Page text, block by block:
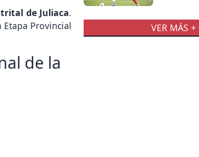
de Juliaca.
Provincial
de la
VER MÁS +